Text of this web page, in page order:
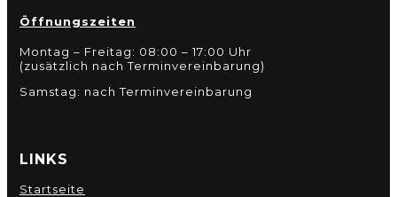
Öffnungszeiten
Montag – Freitag: 08:00 – 17:00 Uhr
(zusätzlich nach Terminvereinbarung)
Samstag: nach Terminvereinbarung
LINKS
Startseite